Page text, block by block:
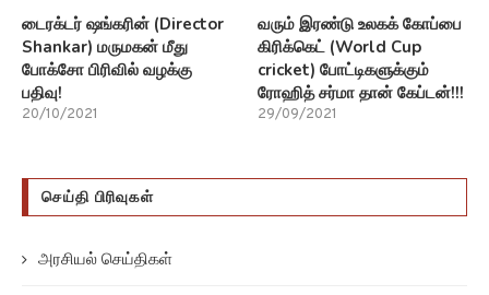
அரசியல் செய்திகள்
அறிவியல் செய்திகள்
உலக செய்திகள்
கல்வி செய்திகள்